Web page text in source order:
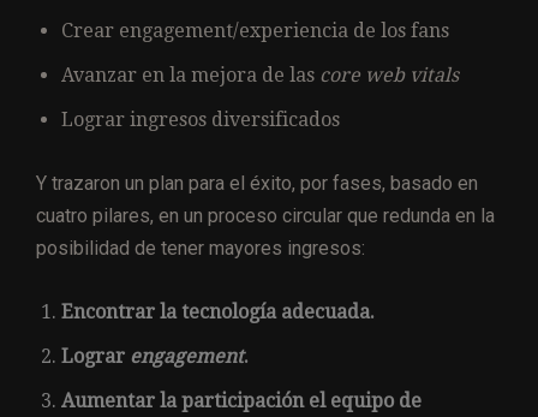
Crear engagement/experiencia de los fans
Avanzar en la mejora de las core web vitals
Lograr ingresos diversificados
Y trazaron un plan para el éxito, por fases, basado en
cuatro pilares, en un proceso circular que redunda en la
posibilidad de tener mayores ingresos:
Encontrar la tecnología adecuada.
Lograr engagement.
Aumentar la participación el equipo de